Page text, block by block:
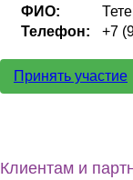
ФИО:
Телефон:
+7
Принять участие
Клиентам и